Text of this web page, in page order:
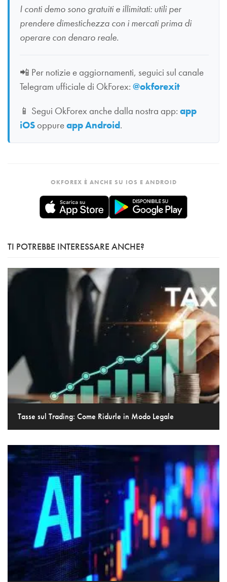
I conti demo sono gratuiti e illimitati: utili per
prendere dimestichezza con i mercati prima di
operare con denaro reale.
📲 Per notizie e aggiornamenti, seguici sul canale
Telegram ufficiale di OkForex: @okforexit
📱 Segui OkForex anche dalla nostra app: app
iOSoppureapp Android.
OKFOREX È ANCHE SU IOS E ANDROID
TI POTREBBE INTERESSARE ANCHE?
Tasse sul Trading: Come Ridurle in Modo Legale